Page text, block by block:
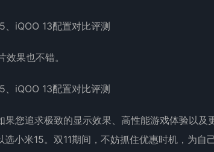
果也不错。
您追求极致的显示效果、高性能游戏体验以及
小米15。双11期间，不妨抓住优惠时机，为自